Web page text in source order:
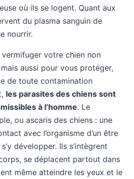
où ils se logent. Quant aux
du plasma sanguin de
nourrir.
vermifuger votre chien non
aussi pour vous protéger,
de toute contamination
les parasites des chiens sont
à l’homme. Le
ou ascaris des chiens : une
avec l’organisme d’un être
développer. Ils s’intègrent
se déplacent partout dans
même atteindre les yeux et le